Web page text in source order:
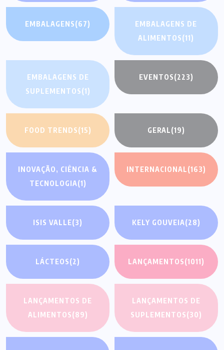
EMBALAGENS(67)
EMBALAGENS DE
ALIMENTOS(11)
EMBALAGENS DE
SUPLEMENTOS(1)
EVENTOS(223)
FOOD TRENDS(15) GERAL(19)
INOVAÇÃO, CIÊNCIA &
TECNOLOGIA(1)
INTERNACIONAL(163)
ISIS VALLE(3) KELY GOUVEIA(28)
LÁCTEOS(2) LANÇAMENTOS(1011)
LANÇAMENTOS DE
ALIMENTOS(89)
LANÇAMENTOS DE
SUPLEMENTOS(30)